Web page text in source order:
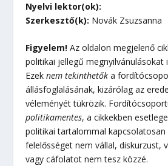
Nyelvi lektor(ok):
Szerkesztő(k): Novák Zsuzsanna
Figyelem! Az oldalon megjelenő
politikai jellegű megnyilvánulásokat
Ezeknem tekinthetők a
állásfoglalásának, kizárólag az
véleményét tükrözik.
politikamentes, a cikkekben
politikai tartalommal kapcsolatosan
felelősséget nem vállal, diskurzust,
vagy cáfolatot nem tesz közzé.